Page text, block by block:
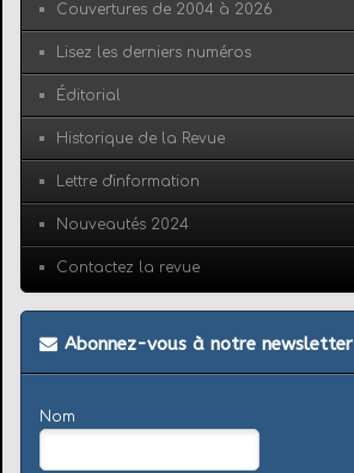
Couvertures de 2004 à 2026
Lisez les derniers numéros
Éditorial
Historique de la Revue
Lettre d'information
Nouveautés 2024
Contactez la revue
Abonnez-vous à notre newsletter
Nom